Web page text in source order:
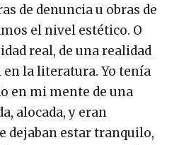
de denuncia u obras de
el nivel estético. O
real, de una realidad
la literatura. Yo tenía
en mi mente de una
alocada, y eran
dejaban estar tranquilo,